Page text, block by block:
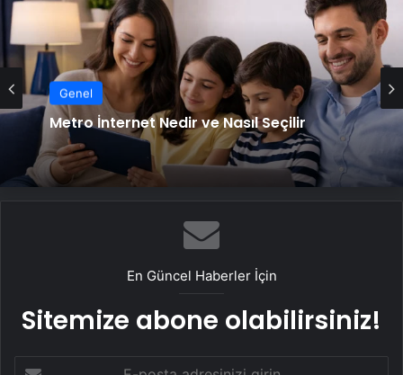
Genel
Metro İnternet Nedir ve Nasıl Seçilir
En Güncel Haberler İçin
Sitemize abone olabilirsiniz!